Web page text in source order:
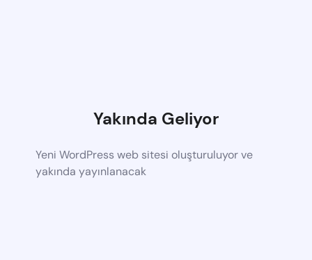
Yakında Geliyor
Yeni WordPress web sitesi oluşturuluyor ve
yakında yayınlanacak